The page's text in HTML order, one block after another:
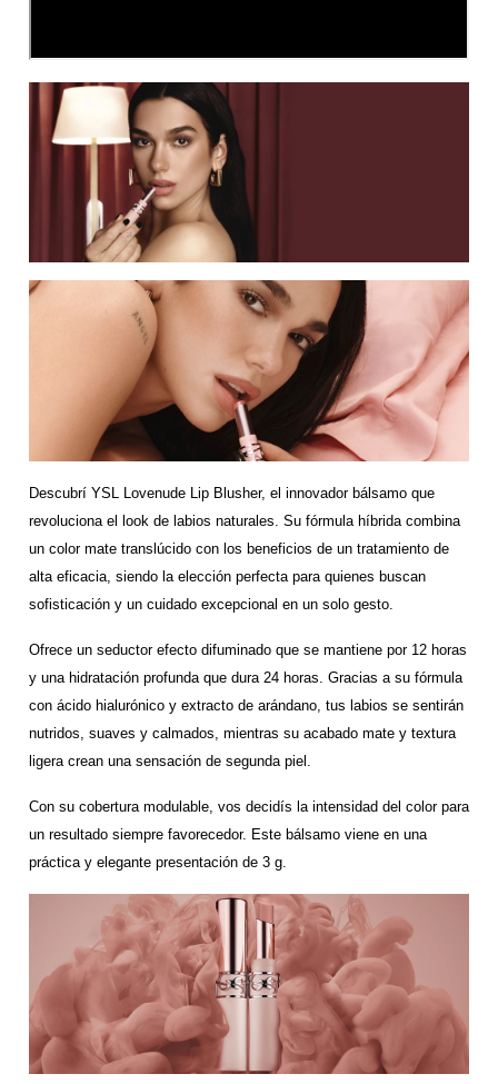
Descubrí YSL Lovenude Lip Blusher, el innovador bálsamo que
revoluciona el look de labios naturales. Su fórmula híbrida combina
un color mate translúcido con los beneficios de un tratamiento de
alta eficacia, siendo la elección perfecta para quienes buscan
sofisticación y un cuidado excepcional en un solo gesto.
Ofrece un seductor efecto difuminado que se mantiene por 12 horas
y una hidratación profunda que dura 24 horas. Gracias a su fórmula
con ácido hialurónico y extracto de arándano, tus labios se sentirán
nutridos, suaves y calmados, mientras su acabado mate y textura
ligera crean una sensación de segunda piel.
Con su cobertura modulable, vos decidís la intensidad del color para
un resultado siempre favorecedor. Este bálsamo viene en una
práctica y elegante presentación de 3 g.